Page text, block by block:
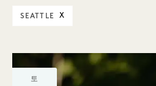
SEATTLE X
토